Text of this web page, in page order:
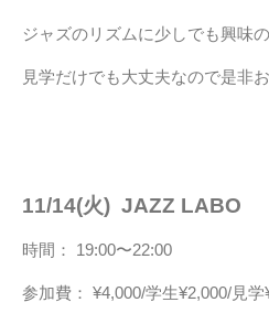
ジャズのリズムに少しでも興味
見学だけでも大丈夫なので是非
11/14(火) JAZZ LABO
時間： 19:00〜22:00
参加費： ¥4,000/学生¥2,000/見学